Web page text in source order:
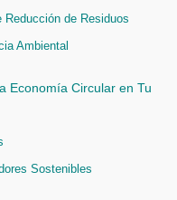
de Residuos
Ambiental
Economía Circular en Tu
Sostenibles